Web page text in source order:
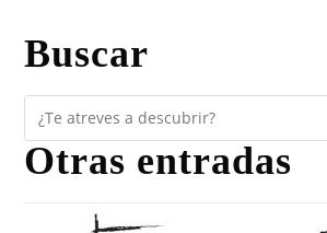
Buscar
Otras entradas